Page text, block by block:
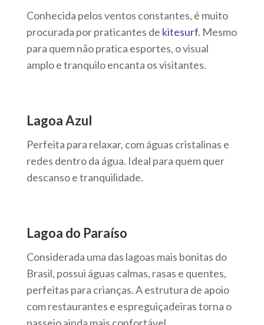
Conhecida pelos ventos constantes, é muito
procurada por praticantes de kitesurf. Mesmo
para quem não pratica esportes, o visual
amplo e tranquilo encanta os visitantes.
Lagoa Azul
Perfeita para relaxar, com águas cristalinas e
redes dentro da água. Ideal para quem quer
descanso e tranquilidade.
Lagoa do Paraíso
Considerada uma das lagoas mais bonitas do
Brasil, possui águas calmas, rasas e quentes,
perfeitas para crianças. A estrutura de apoio
com restaurantes e espreguiçadeiras torna o